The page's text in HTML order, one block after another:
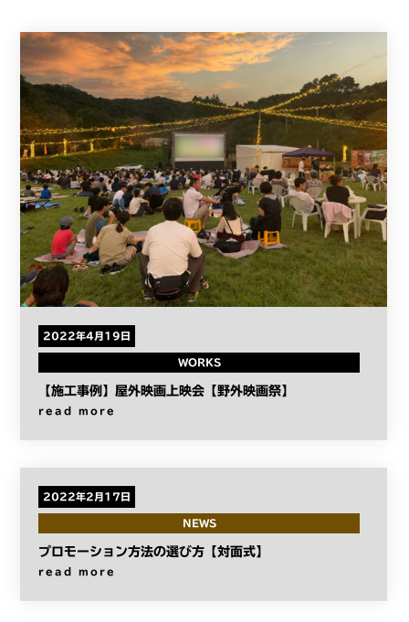
2022年4月19日
WORKS
【施工事例】屋外映画上映会【野外映画祭】
read more
2022年2月17日
NEWS
プロモーション方法の選び方【対面式】
read more